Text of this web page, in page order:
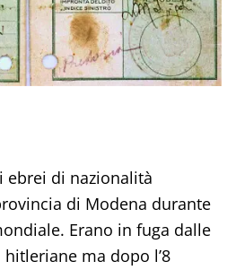
ebrei di nazionalità
di Modena durante
Erano in fuga dalle
ma dopo l’8